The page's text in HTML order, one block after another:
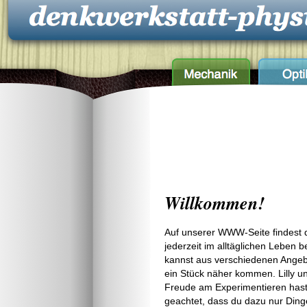
Willkommen!
Auf unserer WWW-Seite
jederzeit im alltäglichen Leben
kannst aus verschiedenen
ein Stück näher kommen. Lilly
Freude am Experimentieren
geachtet, dass du dazu nur